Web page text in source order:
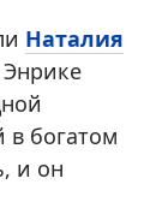
Наталия
в богатом
и он